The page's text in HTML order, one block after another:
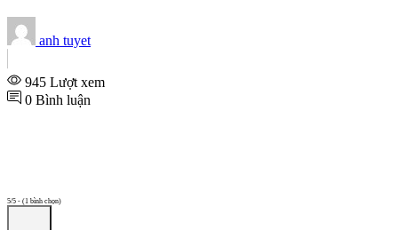
anh tuyet
945 Lượt xem
0 Bình luận
5/5 - (1 bình chọn)